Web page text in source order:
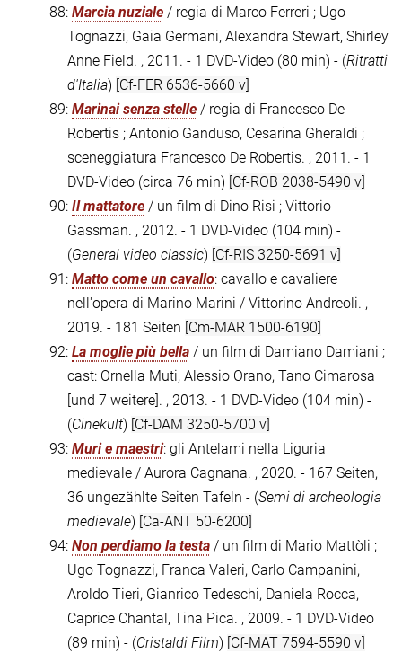
88: Marcia nuziale / regia di Marco Ferreri ; Ugo
Tognazzi, Gaia Germani, Alexandra Stewart, Shirley
Anne Field. , 2011. - 1 DVD-Video (80 min) - (Ritratti
d'Italia) [Cf-FER 6536-5660 v]
89: Marinai senza stelle / regia di Francesco De
Robertis ; Antonio Ganduso, Cesarina Gheraldi ;
sceneggiatura Francesco De Robertis. , 2011. - 1
DVD-Video (circa 76 min) [Cf-ROB 2038-5490 v]
90: Il mattatore / un film di Dino Risi ; Vittorio
Gassman. , 2012. - 1 DVD-Video (104 min) -
(General video classic) [Cf-RIS 3250-5691 v]
91: Matto come un cavallo: cavallo e cavaliere
nell'opera di Marino Marini / Vittorino Andreoli. ,
2019. - 181 Seiten [Cm-MAR 1500-6190]
92: La moglie più bella / un film di Damiano Damiani ;
cast: Ornella Muti, Alessio Orano, Tano Cimarosa
[und 7 weitere]. , 2013. - 1 DVD-Video (104 min) -
(Cinekult) [Cf-DAM 3250-5700 v]
93: Muri e maestri: gli Antelami nella Liguria
medievale / Aurora Cagnana. , 2020. - 167 Seiten,
36 ungezählte Seiten Tafeln - (Semi di archeologia
medievale) [Ca-ANT 50-6200]
94: Non perdiamo la testa / un film di Mario Mattòli ;
Ugo Tognazzi, Franca Valeri, Carlo Campanini,
Aroldo Tieri, Gianrico Tedeschi, Daniela Rocca,
Caprice Chantal, Tina Pica. , 2009. - 1 DVD-Video
(89 min) - (Cristaldi Film) [Cf-MAT 7594-5590 v]